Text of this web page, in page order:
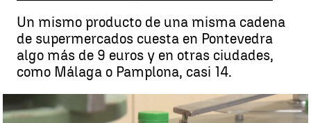
Un mismo producto de una misma cadena
de supermercados cuesta en Pontevedra
algo más de 9 euros y en otras ciudades,
como Málaga o Pamplona, casi 14.
El litro de aceite, hasta 5 euros más caro según donde vivas |
Antena 3 Noticias